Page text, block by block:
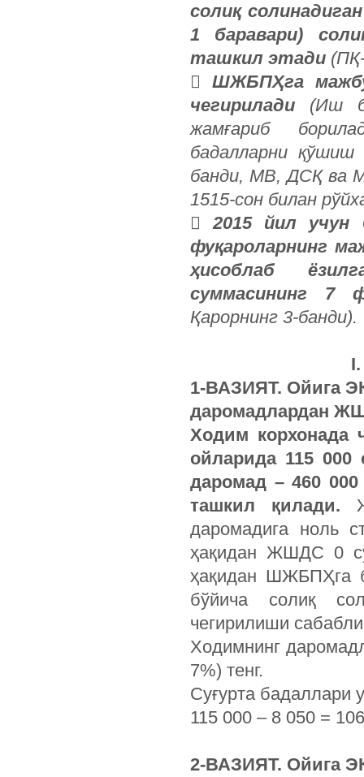
солиқ
1 баравари)
ташкил этади
 ШЖБПҲга
чегирилади
(Иш
жамғариб
бадалларни
банди, МВ, ДСҚ ва
1515-сон билан
2015 йил учун
фуқароларнинг
ҳисоблаб
суммасининг 7
Қарорнинг 3-банди).
1-ВАЗИЯТ. Ойига
даромадлардан
Ходим корхонада
ойларида 115
даромад – 460
ташкил қилади.
даромадига ноль
ҳақидан ЖШДС 0
ҳақидан ШЖБПҲга
бўйича солиқ
чегирилиши
Ходимнинг
7%) тенг.
Суғурта бадаллари
115 000 – 8 050 =
2-ВАЗИЯТ. Ойига